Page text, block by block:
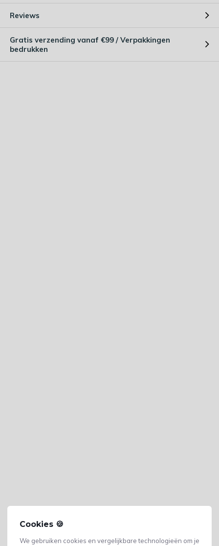
Cookies 🍪
We gebruiken cookies en vergelijkbare technologieën om je
Reviews
Gratis verzending vanaf €99 / Verpakkingen
bedrukken